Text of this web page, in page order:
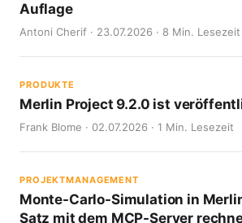
Auflage
Antoni Cherif · 23.07.2026 · 8 Min. Lesezeit
PRODUKTE
Merlin Project 9.2.0 ist
Frank Blome · 02.07.2026 · 1 Min. Lesezeit
PROJEKTMANAGEMENT
Monte-Carlo-Simulation in
Satz mit dem MCP-Server